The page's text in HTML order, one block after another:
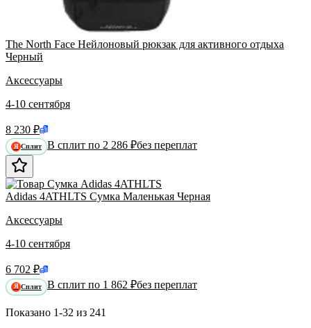
The North Face Нейлоновый рюкзак для активного отдыха
Черный
Аксессуары
4-10 сентября
8 230 ₽
Я Сплит В сплит по 2 286 ₽без переплат
Adidas 4ATHLTS Сумка Маленькая Черная
Аксессуары
4-10 сентября
6 702 ₽
Я Сплит В сплит по 1 862 ₽без переплат
Показано 1-32 из 241